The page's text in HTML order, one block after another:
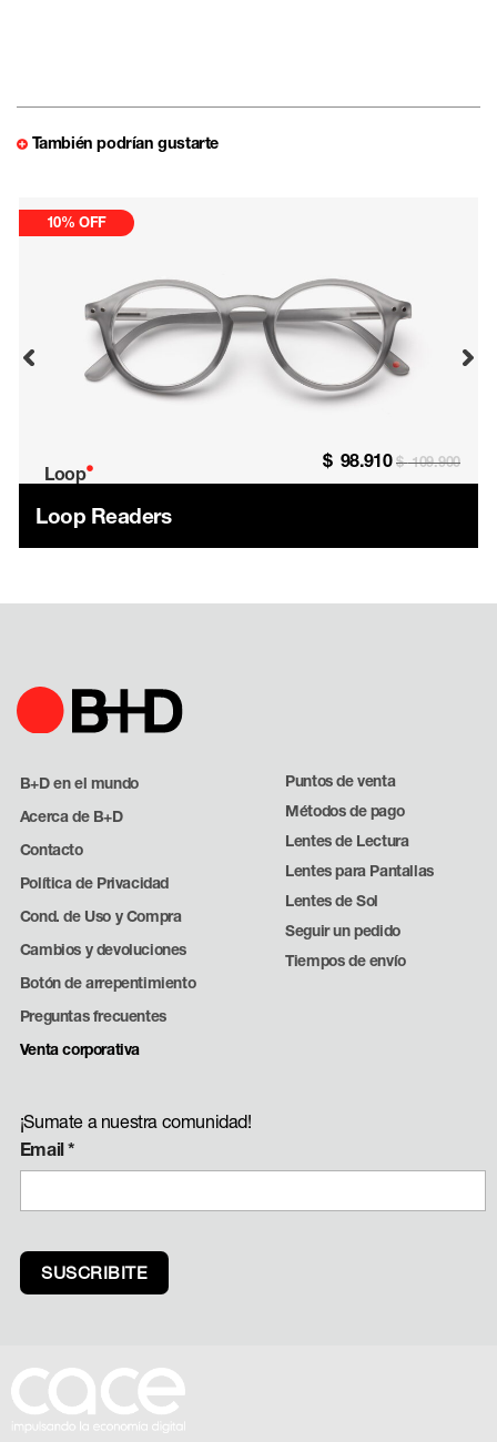
También podrían gustarte
10% OFF
Loop• $ 98.910 $ 109.900
Loop Readers
B+D en el mundo
Acerca de B+D
Contacto
Política de Privacidad
Cond. de Uso y Compra
Cambios y devoluciones
Botón de arrepentimiento
Preguntas frecuentes
Venta corporativa
Puntos de venta
Métodos de pago
Lentes de Lectura
Lentes para Pantallas
Lentes de Sol
Seguir un pedido
Tiempos de envío
¡Sumate a nuestra comunidad!
Email*